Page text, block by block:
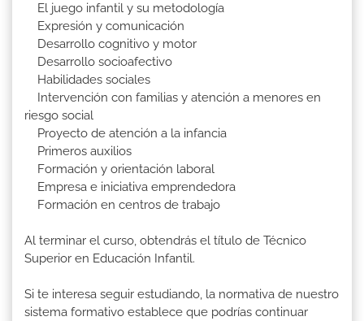
El juego infantil y su metodología
Expresión y comunicación
Desarrollo cognitivo y motor
Desarrollo socioafectivo
Habilidades sociales
Intervención con familias y atención a menores en
riesgo social
Proyecto de atención a la infancia
Primeros auxilios
Formación y orientación laboral
Empresa e iniciativa emprendedora
Formación en centros de trabajo
Al terminar el curso, obtendrás el título de Técnico
Superior en Educación Infantil.
Si te interesa seguir estudiando, la normativa de nuestro
sistema formativo establece que podrías continuar